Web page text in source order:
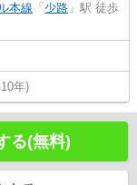
本線 「 少路 」駅 徒歩
年)
る(無料)